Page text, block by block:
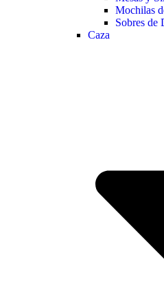
Mochilas
Sobres de
Caza